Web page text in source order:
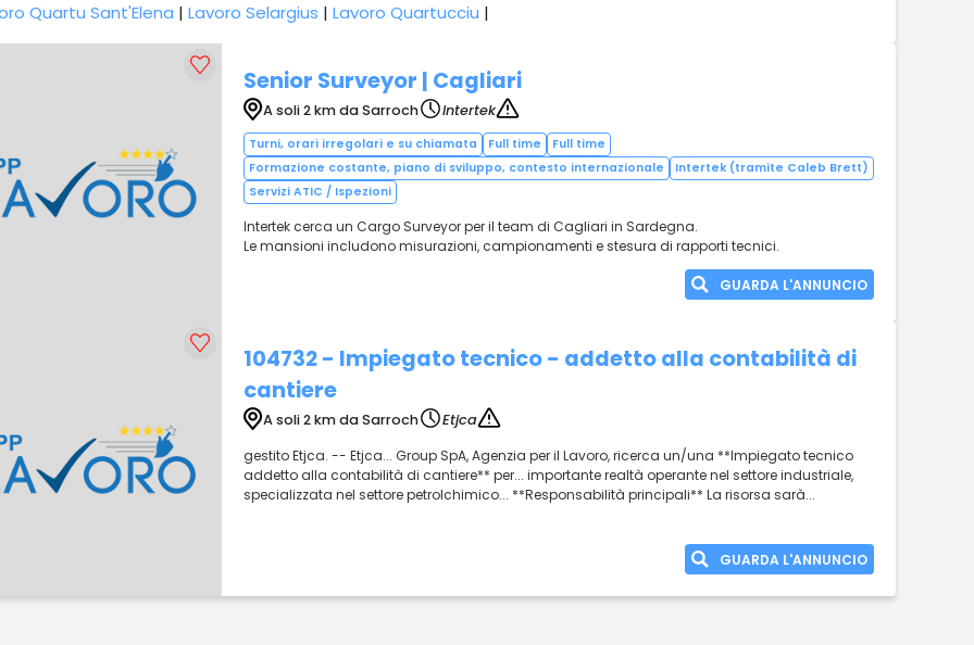
Quartu Sant'Elena | Lavoro Selargius | Lavoro Quartucciu |
Senior Surveyor | Cagliari
A soli 2 km da Sarroch Intertek
Turni, orari irregolari e su chiamata Full time
Full time
Formazione costante, piano di sviluppo, contesto internazionale
Intertek (tramite Caleb Brett)
Servizi ATIC / Ispezioni
Intertek cerca un Cargo Surveyor per il team di Cagliari in Sardegna.
Le mansioni includono misurazioni, campionamenti e stesura di rapporti tecnici.
GUARDA L'ANNUNCIO
104732 - Impiegato tecnico - addetto alla contabilità di
cantiere
A soli 2 km da Sarroch
Etjca
gestito Etjca. -- Etjca... Group SpA, Agenzia per il Lavoro, ricerca un/una **Impiegato tecnico
addetto alla contabilità di cantiere** per... importante realtà operante nel settore industriale,
specializzata nel settore petrolchimico... **Responsabilità principali** La risorsa sarà...
GUARDA L'ANNUNCIO